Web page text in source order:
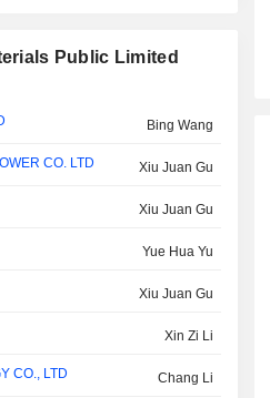
Public Limited
Bing Wang
CO. LTD Xiu Juan Gu
Xiu Juan Gu
Yue Hua Yu
Xiu Juan Gu
Xin Zi Li
CO., LTD Chang Li